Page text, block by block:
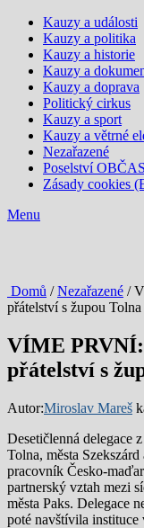
Kauzy a události
Kauzy a politika
Kauzy a historie
Kauzy a
Kauzy a doprava
Politický cirkus
Kauzy a sport
Kauzy a větrné
Nezařazené
Poselství
Zásady cookies
Menu
Domů /Nezařazené /
přátelství s župou
VÍME
přátelství s
Autor:Miroslav Mareš
Desetičlenná delegace
Tolna, města
pracovník Česko-
partnerský vztah mezi
města Paks. Delegace
poté navštívila instituce